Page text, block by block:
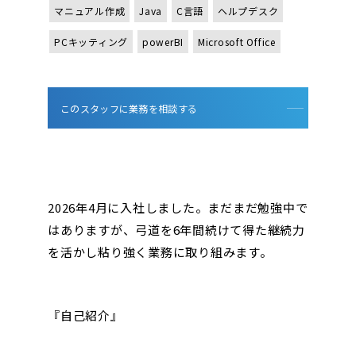
マニュアル作成 Java C言語 ヘルプデスク
PCキッティング powerBI Microsoft Office
このスタッフに業務を相談する
2026年4月に入社しました。まだまだ勉強中で
はありますが、弓道を6年間続けて得た継続力
を活かし粘り強く業務に取り組みます。
『自己紹介』